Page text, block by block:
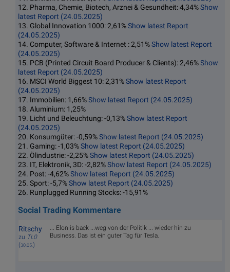
12. Pharma, Chemie, Biotech, Arznei & Gesundheit: 4,34%Show
latest Report (24.05.2025)
13. Global Innovation 1000: 2,61%Show latest Report
(24.05.2025)
14. Computer, Software & Internet : 2,51%Show latest Report
(24.05.2025)
15. PCB (Printed Circuit Board Producer & Clients): 2,46%Show
latest Report (24.05.2025)
16. MSCI World Biggest 10: 2,31%Show latest Report
(24.05.2025)
17. Immobilien: 1,66%Show latest Report (24.05.2025)
18. Aluminium: 1,25%
19. Licht und Beleuchtung: -0,13%Show latest Report
(24.05.2025)
20. Konsumgüter: -0,59%Show latest Report (24.05.2025)
21. Gaming: -1,03%Show latest Report (24.05.2025)
22. Ölindustrie: -2,25%Show latest Report (24.05.2025)
23. IT, Elektronik, 3D: -2,82%Show latest Report (24.05.2025)
24. Post: -4,62%Show latest Report (24.05.2025)
25. Sport: -5,7%Show latest Report (24.05.2025)
26. Runplugged Running Stocks: -15,91%
Social Trading Kommentare
Ritschy
zu TL0
(30.05.)
... Elon is back ...weg von der Politik ... wieder hin zu
Business. Das ist ein guter Tag für Tesla.